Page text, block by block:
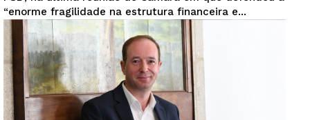
“enorme fragilidade na estrutura financeira e...